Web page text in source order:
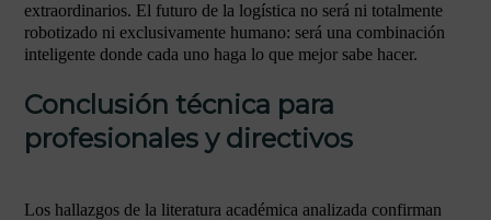
extraordinarios. El futuro de la logística no será ni totalmente
robotizado ni exclusivamente humano: será una combinación
inteligente donde cada uno haga lo que mejor sabe hacer.
Conclusión técnica para
profesionales y directivos
Los hallazgos de la literatura académica analizada confirman